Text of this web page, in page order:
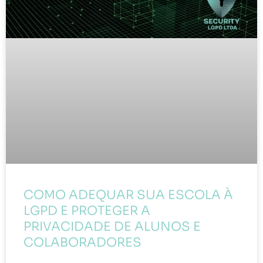
COMO ADEQUAR SUA ESCOLA À
LGPD E PROTEGER A
PRIVACIDADE DE ALUNOS E
COLABORADORES